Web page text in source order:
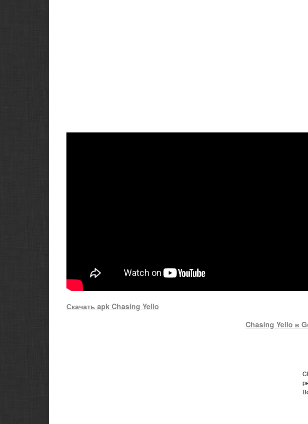
Скачать apk Chasing Yello
Chasing Yello в